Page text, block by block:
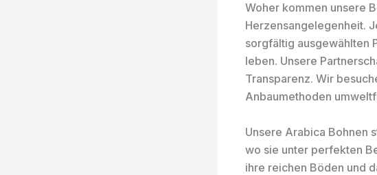
Woher kommen unsere
Herzensangelegenheit.
sorgfältig ausgewählten
leben. Unsere
Transparenz. Wir
Anbaumethoden
Unsere Arabica Bohnen
wo sie unter perfekten
ihre reichen Böden und